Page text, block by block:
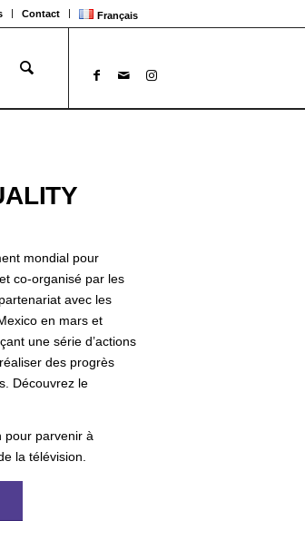
Contact Français
mondial pour
co-organisé par les
avec les
en mars et
une série d’actions
des progrès
Découvrez le
pour parvenir à
la télévision.